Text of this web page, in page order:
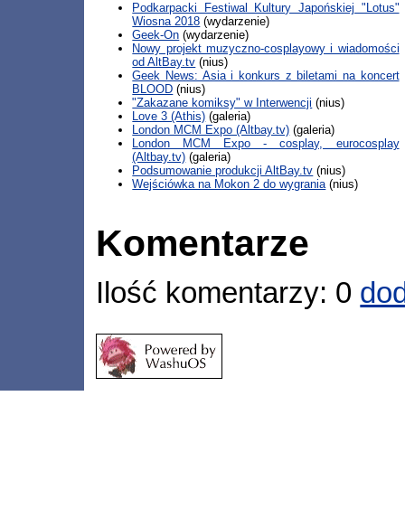
Podkarpacki Festiwal Kultury Japońskiej "Lotus"
Wiosna 2018 (wydarzenie)
Geek-On (wydarzenie)
Nowy projekt muzyczno-cosplayowy i wiadomości
od AltBay.tv (nius)
Geek News: Asia i konkurs z biletami na koncert
BLOOD (nius)
"Zakazane komiksy" w Interwencji (nius)
Love 3 (Athis) (galeria)
London MCM Expo (Altbay.tv) (galeria)
London MCM Expo - cosplay, eurocosplay
(Altbay.tv) (galeria)
Podsumowanie produkcji AltBay.tv (nius)
Wejściówka na Mokon 2 do wygrania(nius)
Komentarze
Ilość komentarzy: 0